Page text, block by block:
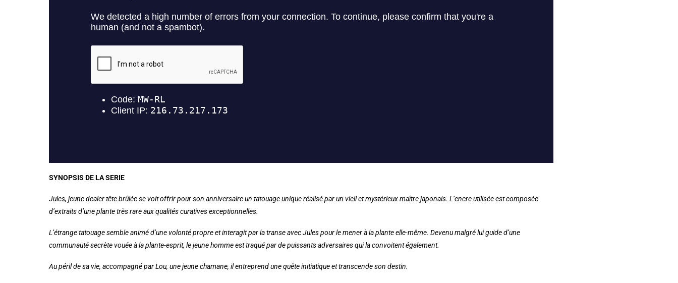
SYNOPSIS DE LA SERIE
Jules, jeune dealer tête brûlée se voit offrir pour son anniversaire un tatouage unique réalisé par un vieil et mystérieux maître japonais. L’encre utilisée est composée
d’extraits d’une plante très rare aux qualités curatives exceptionnelles.
L’étrange tatouage semble animé d’une volonté propre et interagit par la transe avec Jules pour le mener à la plante elle-même. Devenu malgré lui guide d’une
communauté secrète vouée à la plante-esprit, le jeune homme est traqué par de puissants adversaires qui la convoitent également.
Au péril de sa vie, accompagné par Lou, une jeune chamane, il entreprend une quête initiatique et transcende son destin.